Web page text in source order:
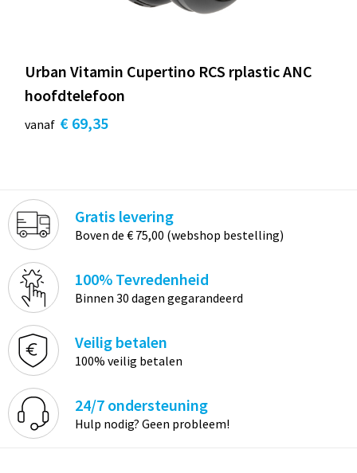
Urban Vitamin Cupertino RCS rplastic ANC
hoofdtelefoon
vanaf € 69,35
Gratis levering
Boven de € 75,00 (webshop bestelling)
100% Tevredenheid
Binnen 30 dagen gegarandeerd
Veilig betalen
100% veilig betalen
24/7 ondersteuning
Hulp nodig? Geen probleem!